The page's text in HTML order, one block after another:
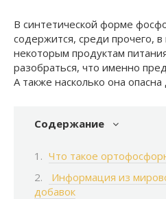
В синтетической форме
содержится, среди прочего, в
некоторым продуктам
разобраться, что именно
А также насколько она
Содержание
Что такое
Информация из
добавок